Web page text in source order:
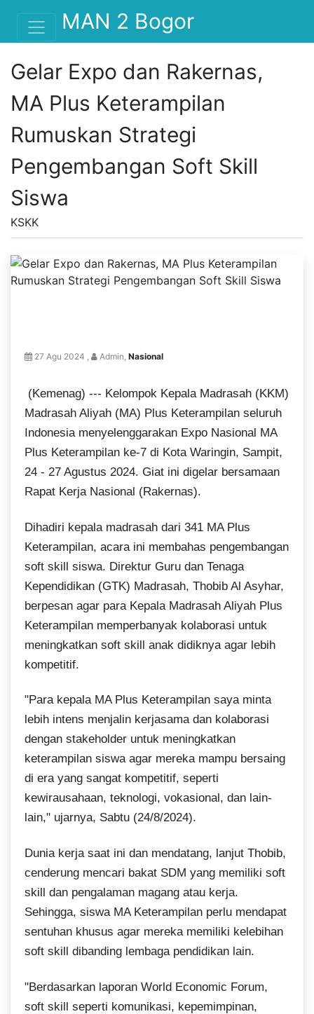
MAN 2 Bogor
Gelar Expo dan Rakernas,
MA Plus Keterampilan
Rumuskan Strategi
Pengembangan Soft Skill
Siswa
KSKK
27 Agu 2024 , Admin, Nasional
(Kemenag) --- Kelompok Kepala Madrasah (KKM)
Madrasah Aliyah (MA) Plus Keterampilan seluruh
Indonesia menyelenggarakan Expo Nasional MA
Plus Keterampilan ke-7 di Kota Waringin, Sampit,
24 - 27 Agustus 2024. Giat ini digelar bersamaan
Rapat Kerja Nasional (Rakernas).
Dihadiri kepala madrasah dari 341 MA Plus
Keterampilan, acara ini membahas pengembangan
soft skill siswa. Direktur Guru dan Tenaga
Kependidikan (GTK) Madrasah, Thobib Al Asyhar,
berpesan agar para Kepala Madrasah Aliyah Plus
Keterampilan memperbanyak kolaborasi untuk
meningkatkan soft skill anak didiknya agar lebih
kompetitif.
"Para kepala MA Plus Keterampilan saya minta
lebih intens menjalin kerjasama dan kolaborasi
dengan stakeholder untuk meningkatkan
keterampilan siswa agar mereka mampu bersaing
di era yang sangat kompetitif, seperti
kewirausahaan, teknologi, vokasional, dan lain-
lain," ujarnya, Sabtu (24/8/2024).
Dunia kerja saat ini dan mendatang, lanjut Thobib,
cenderung mencari bakat SDM yang memiliki soft
skill dan pengalaman magang atau kerja.
Sehingga, siswa MA Keterampilan perlu mendapat
sentuhan khusus agar mereka memiliki kelebihan
soft skill dibanding lembaga pendidikan lain.
"Berdasarkan laporan World Economic Forum,
soft skill seperti komunikasi, kepemimpinan,